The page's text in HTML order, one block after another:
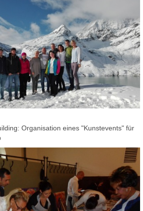
Organisation eines "Kunstevents" für